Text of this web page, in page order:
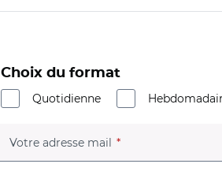
Choix du format
Quotidienne
Votre adresse mail (champ obligatoire)